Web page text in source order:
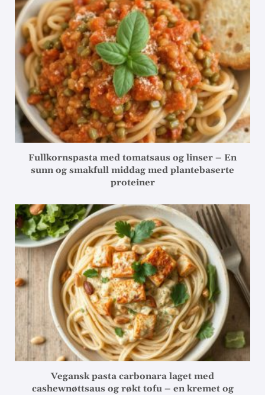
Fullkornspasta med tomatsaus og linser – En
sunn og smakfull middag med plantebaserte
proteiner
Vegansk pasta carbonara laget med
cashewnøttsaus og røkt tofu – en kremet og